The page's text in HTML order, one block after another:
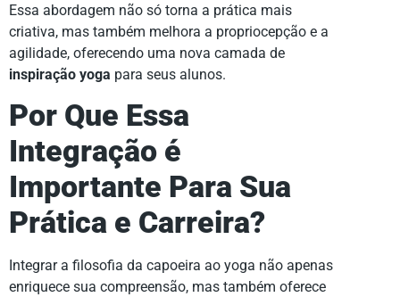
Essa abordagem não só torna a prática mais
criativa, mas também melhora a propriocepção e a
agilidade, oferecendo uma nova camada de
inspiração yoga para seus alunos.
Por Que Essa
Integração é
Importante Para Sua
Prática e Carreira?
Integrar a filosofia da capoeira ao yoga não apenas
enriquece sua compreensão, mas também oferece